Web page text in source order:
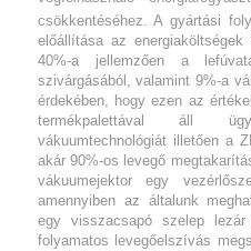
csökkentéséhez. A gyártási
előállítása az
40%-a jellemzően a
szivárgásából, valamint 9%-a
érdekében, hogy ezen az
termékpalettával áll
vákuumtechnológiát illetően a
akár 90%-os levegő
vákuumejektor egy
amennyiben az általunk
egy visszacsapó szelep
folyamatos levegőelszívás